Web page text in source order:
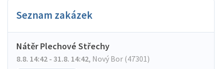
Seznam zakázek
Nátěr Plechové Střechy
8.8. 14:42 - 31.8. 14:42, Nový Bor (47301)